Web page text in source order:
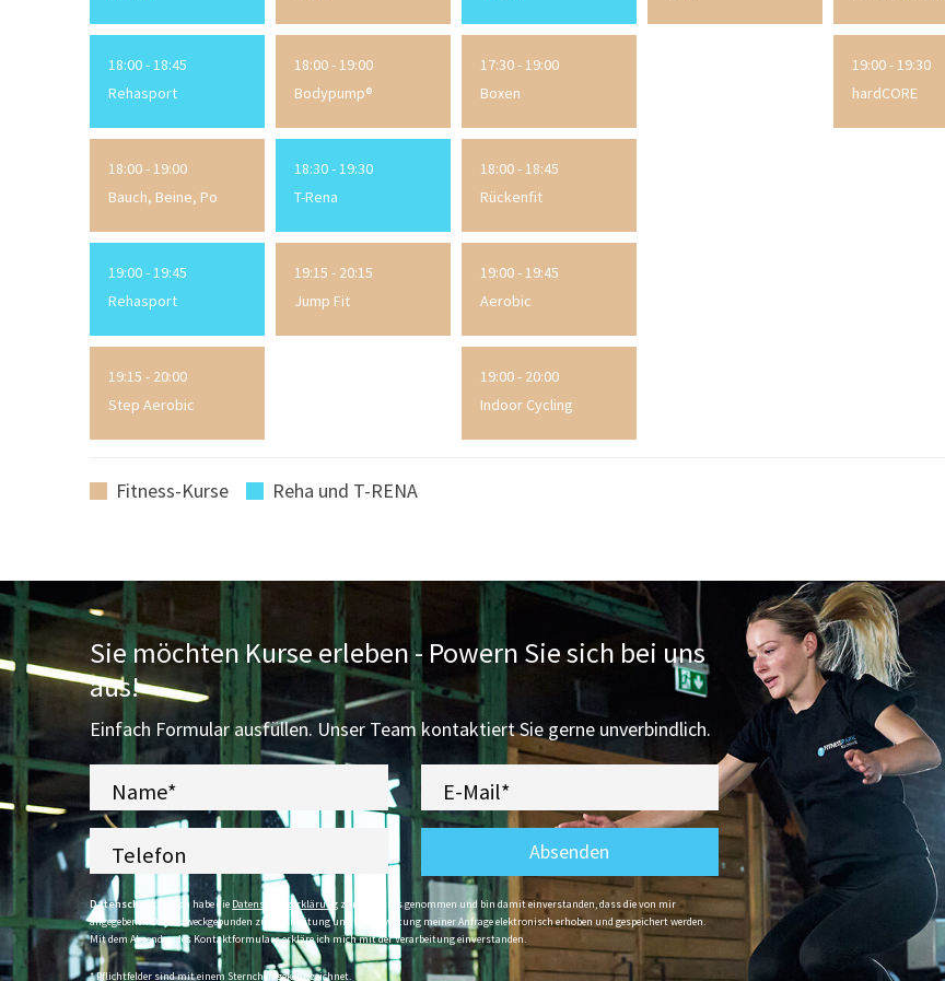
18:00 - 18:45
Rehasport
18:00 - 19:00
Bauch, Beine, Po
19:00 - 19:45
Rehasport
19:15 - 20:00
Step Aerobic
18:00 - 19:00
Bodypump®
18:30 - 19:30
T-Rena
19:15 - 20:15
Jump Fit
17:30 - 19:00
Boxen
18:00 - 18:45
Rückenfit
19:00 - 19:45
Aerobic
19:00 - 20:00
Indoor Cycling
19:00 - 19:30
hardCORE
Fitness-Kurse Reha und T-RENA
Sie möchten Kurse erleben - Powern Sie sich bei uns
aus!
Einfach Formular ausfüllen. Unser Team kontaktiert Sie gerne unverbindlich.
Name* E-Mail*
Telefon Absenden
Datenschutz: Ja, ich habe die Datenschutzerklärung zur Kenntnis genommen und bin damit einverstanden, dass die von mir
angegebenen Daten zweckgebunden zur Bearbeitung und Beantwortung meiner Anfrage elektronisch erhoben und gespeichert werden.
Mit dem Absenden des Kontaktformulars erkläre ich mich mit der Verarbeitung einverstanden.
* Pflichtfelder sind mit einem Sternchen gekennzeichnet.